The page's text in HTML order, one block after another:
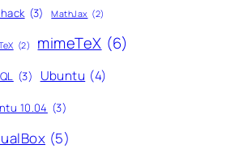
(3) MathJax (2)
(2) mimeTeX (6)
(3) Ubuntu (4)
10.04 (3)
(5)